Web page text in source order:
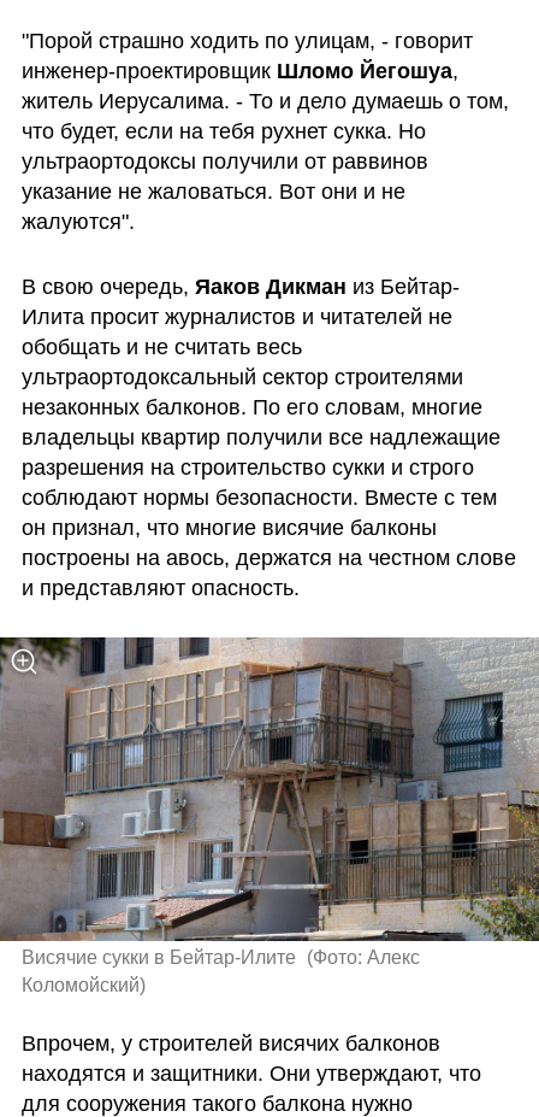
"Порой страшно ходить по улицам, - говорит
инженер-проектировщик Шломо Йегошуа,
житель Иерусалима. - То и дело думаешь о том,
что будет, если на тебя рухнет сукка. Но
ультраортодоксы получили от раввинов
указание не жаловаться. Вот они и не
жалуются".
В свою очередь, Яаков Дикман из Бейтар-
Илита просит журналистов и читателей не
обобщать и не считать весь
ультраортодоксальный сектор строителями
незаконных балконов. По его словам, многие
владельцы квартир получили все надлежащие
разрешения на строительство сукки и строго
соблюдают нормы безопасности. Вместе с тем
он признал, что многие висячие балконы
построены на авось, держатся на честном слове
и представляют опасность.
Висячие сукки в Бейтар-Илите (Фото: Алекс
Коломойский)
Впрочем, у строителей висячих балконов
находятся и защитники. Они утверждают, что
для сооружения такого балкона нужно